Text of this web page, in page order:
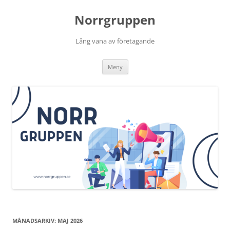
Norrgruppen
Lång vana av företagande
Meny Hoppa
innehåll
MÅNADSARKIV: MAJ 2026